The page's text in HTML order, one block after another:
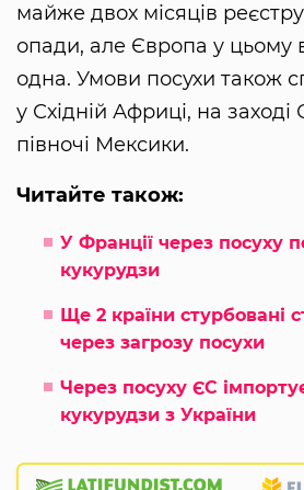
майже двох місяців
опади, але Європа у цьому
одна. Умови посухи також
у Східній Африці, на
півночі Мексики.
Читайте також:
У Франції через посуху
кукурудзи
Ще 2 країни стурбовані
через загрозу посухи
Через посуху ЄС
кукурудзи з України